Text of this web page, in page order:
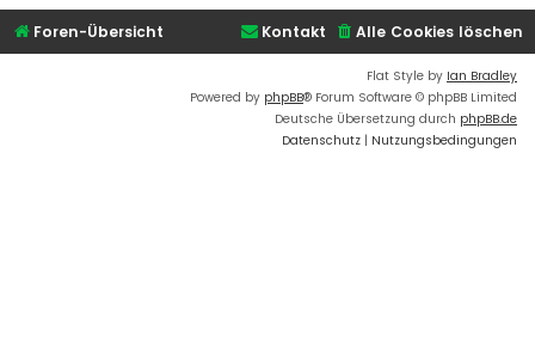
Foren-Übersicht Alle Cookies löschen
Kontakt
Flat Style by Ian Bradley
Powered by phpBB® Forum Software © phpBB Limited
Deutsche Übersetzung durch phpBB.de
Datenschutz | Nutzungsbedingungen